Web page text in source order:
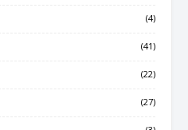
(4)
(41)
(22)
(27)